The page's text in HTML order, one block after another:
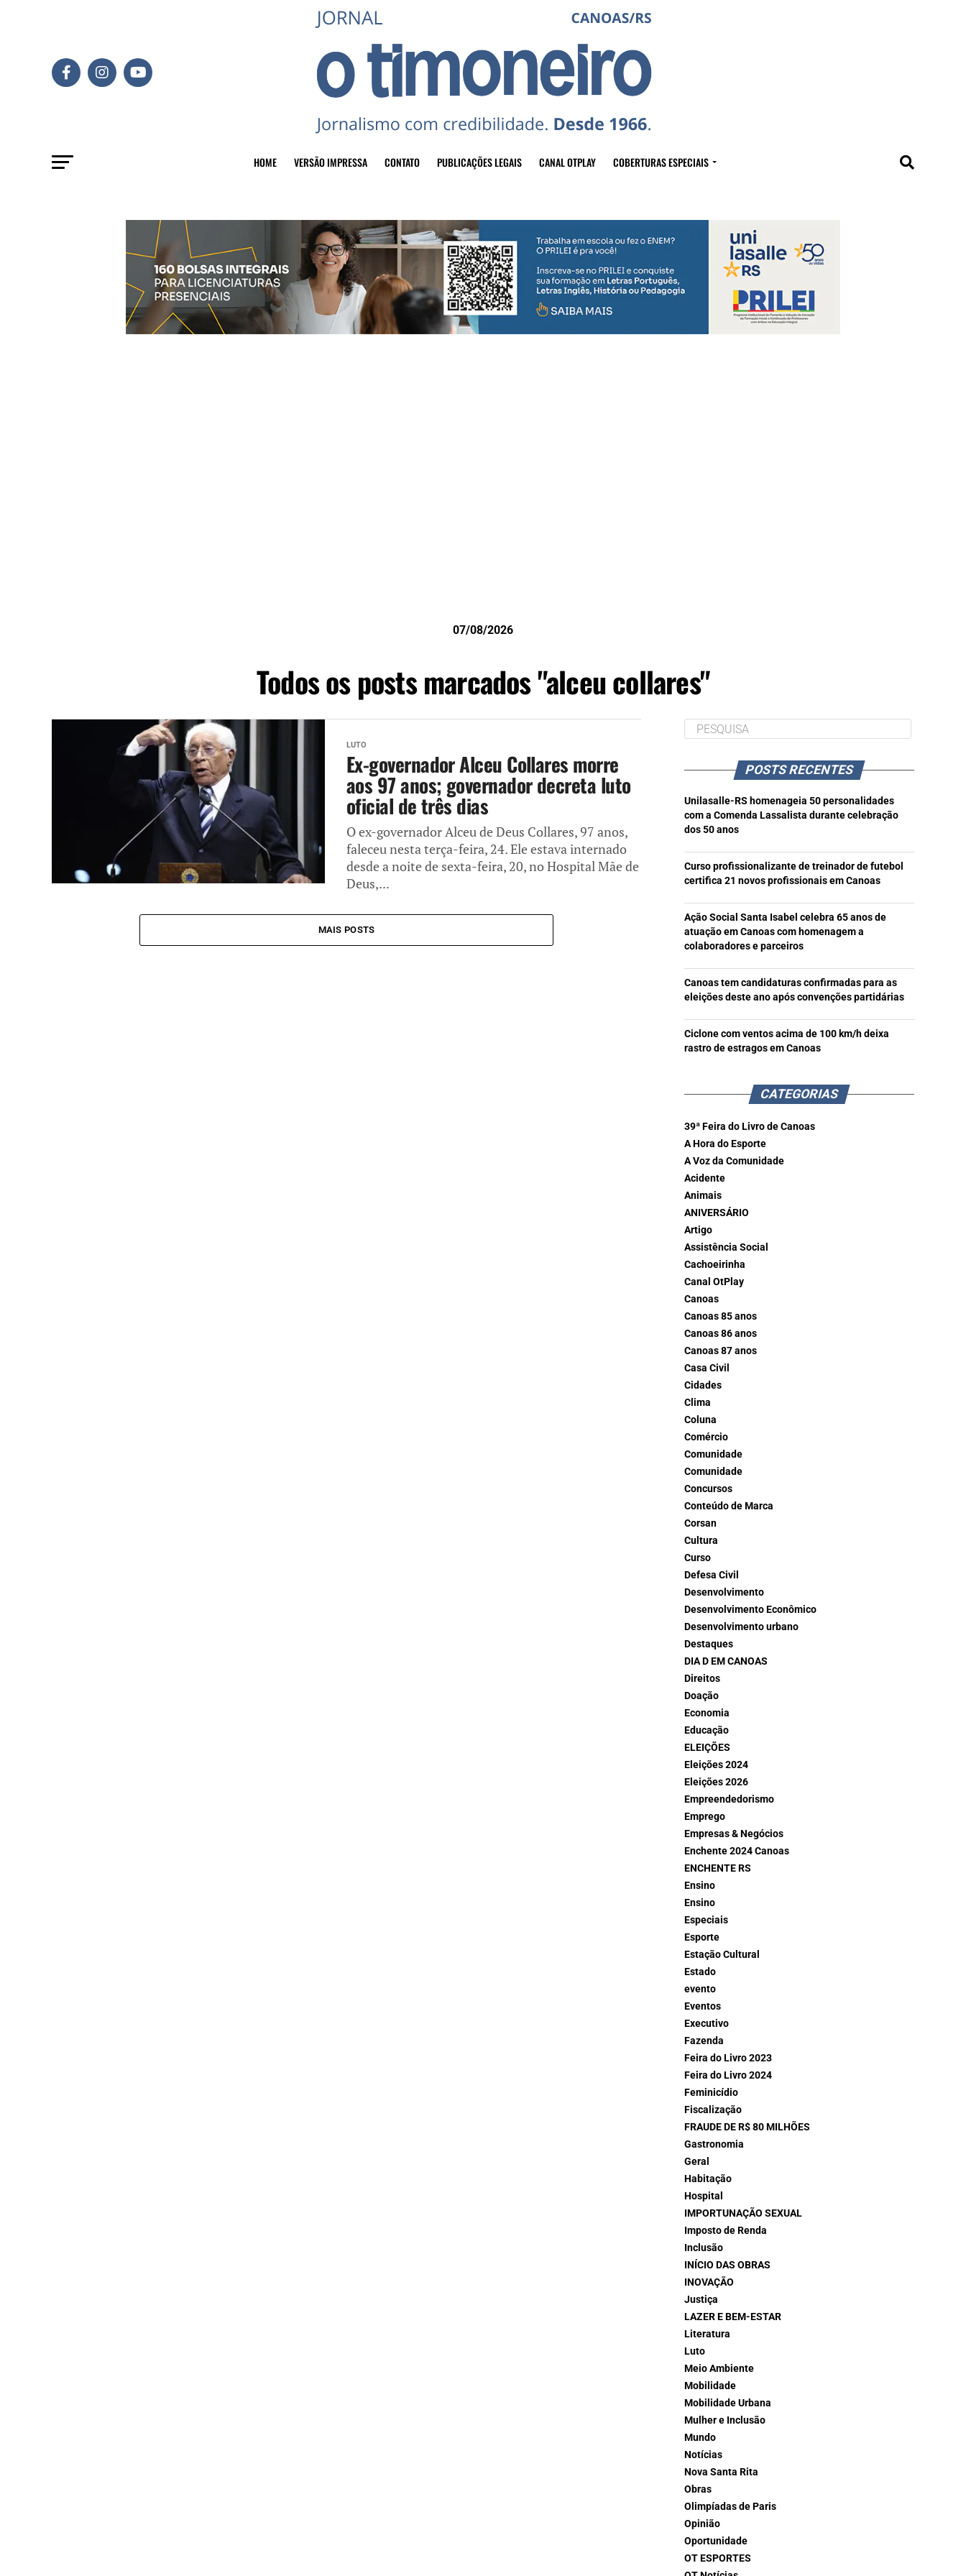
HOME VERSÃO IMPRESSA CONTATO PUBLICAÇÕES LEGAIS CANAL OTPLAY COBERTURAS ESPECIAIS
07/08/2026
Todos os posts marcados "alceu collares"
LUTO
Ex-governador Alceu Collares morre
aos 97 anos; governador decreta luto
oficial de três dias
O ex-governador Alceu de Deus Collares, 97 anos,
faleceu nesta terça-feira, 24. Ele estava internado
desde a noite de sexta-feira, 20, no Hospital Mãe de
Deus,...
MAIS POSTS
POSTS RECENTES
Unilasalle-RS homenageia 50 personalidades
com a Comenda Lassalista durante celebração
dos 50 anos
Curso profissionalizante de treinador de futebol
certifica 21 novos profissionais em Canoas
Ação Social Santa Isabel celebra 65 anos de
atuação em Canoas com homenagem a
colaboradores e parceiros
Canoas tem candidaturas confirmadas para as
eleições deste ano após convenções partidárias
Ciclone com ventos acima de 100 km/h deixa
rastro de estragos em Canoas
CATEGORIAS
39ª Feira do Livro de Canoas
A Hora do Esporte
A Voz da Comunidade
Acidente
Animais
ANIVERSÁRIO
Artigo
Assistência Social
Cachoeirinha
Canal OtPlay
Canoas
Canoas 85 anos
Canoas 86 anos
Canoas 87 anos
Casa Civil
Cidades
Clima
Coluna
Comércio
Comunidade
Comunidade
Concursos
Conteúdo de Marca
Corsan
Cultura
Curso
Defesa Civil
Desenvolvimento
Desenvolvimento Econômico
Desenvolvimento urbano
Destaques
DIA D EM CANOAS
Direitos
Doação
Economia
Educação
ELEIÇÕES
Eleições 2024
Eleições 2026
Empreendedorismo
Emprego
Empresas & Negócios
Enchente 2024 Canoas
ENCHENTE RS
Ensino
Ensino
Especiais
Esporte
Estação Cultural
Estado
evento
Eventos
Executivo
Fazenda
Feira do Livro 2023
Feira do Livro 2024
Feminicídio
Fiscalização
FRAUDE DE R$ 80 MILHÕES
Gastronomia
Geral
Habitação
Hospital
IMPORTUNAÇÃO SEXUAL
Imposto de Renda
Inclusão
INÍCIO DAS OBRAS
INOVAÇÃO
Justiça
LAZER E BEM-ESTAR
Literatura
Luto
Meio Ambiente
Mobilidade
Mobilidade Urbana
Mulher e Inclusão
Mundo
Notícias
Nova Santa Rita
Obras
Olimpíadas de Paris
Opinião
Oportunidade
OT ESPORTES